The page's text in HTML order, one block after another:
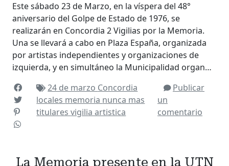
Este sábado 23 de Marzo, en la víspera del 48°
aniversario del Golpe de Estado de 1976, se
realizarán en Concordia 2 Vigilias por la Memoria.
Una se llevará a cabo en Plaza España, organizada
por artistas independientes y organizaciones de
izquierda, y en simultáneo la Municipalidad organ…
24 de marzo Concordia
locales memoria nunca mas
titularesvigilia artistica
Publicar
un
comentario
La Memoria presente en la UTN